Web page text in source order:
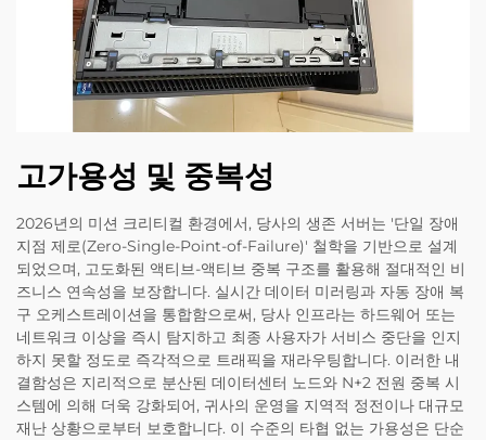
고가용성 및 중복성
2026년의 미션 크리티컬 환경에서, 당사의 생존 서버는 '단일 장애
지점 제로(Zero-Single-Point-of-Failure)' 철학을 기반으로 설계
되었으며, 고도화된 액티브-액티브 중복 구조를 활용해 절대적인 비
즈니스 연속성을 보장합니다. 실시간 데이터 미러링과 자동 장애 복
구 오케스트레이션을 통합함으로써, 당사 인프라는 하드웨어 또는
네트워크 이상을 즉시 탐지하고 최종 사용자가 서비스 중단을 인지
하지 못할 정도로 즉각적으로 트래픽을 재라우팅합니다. 이러한 내
결함성은 지리적으로 분산된 데이터센터 노드와 N+2 전원 중복 시
스템에 의해 더욱 강화되어, 귀사의 운영을 지역적 정전이나 대규모
재난 상황으로부터 보호합니다. 이 수준의 타협 없는 가용성은 단순